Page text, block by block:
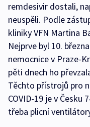
remdesivir dostali,
neuspěli. Podle
kliniky VFN Martina
Nejprve byl 10.
nemocnice v Praze-
pěti dnech ho
Těchto přístrojů pro
COVID-19 je v Česku
třeba plicní